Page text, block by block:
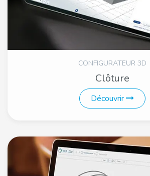
CONFIGURATEUR 3D
Clôture
Découvrir